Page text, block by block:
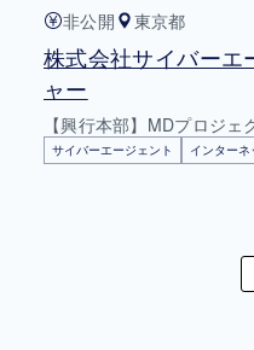
非公開 東京都
株式会社サイバーエ
ャー
【興行本部】MDプロジェ
サイバーエージェント インター